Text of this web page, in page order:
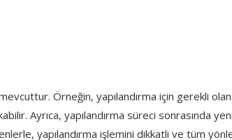
Örneğin, yapılandırma için gerekli olan
Ayrıca, yapılandırma süreci sonrasında
yapılandırma işlemini dikkatli ve tüm